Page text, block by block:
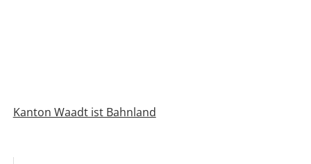
Kanton Waadt ist Bahnland